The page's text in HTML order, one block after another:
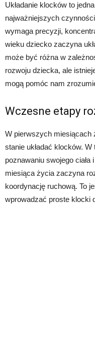
Układanie klocków to
najważniejszych
wymaga precyzji,
wieku dziecko zaczyna
może być różna w
rozwoju dziecka, ale
mogą pomóc nam
Wczesne etapy
W pierwszych miesiącach
stanie układać klocków.
poznawaniu swojego ciała
miesiąca życia zaczyna
koordynację ruchową. To
wprowadzać proste klocki